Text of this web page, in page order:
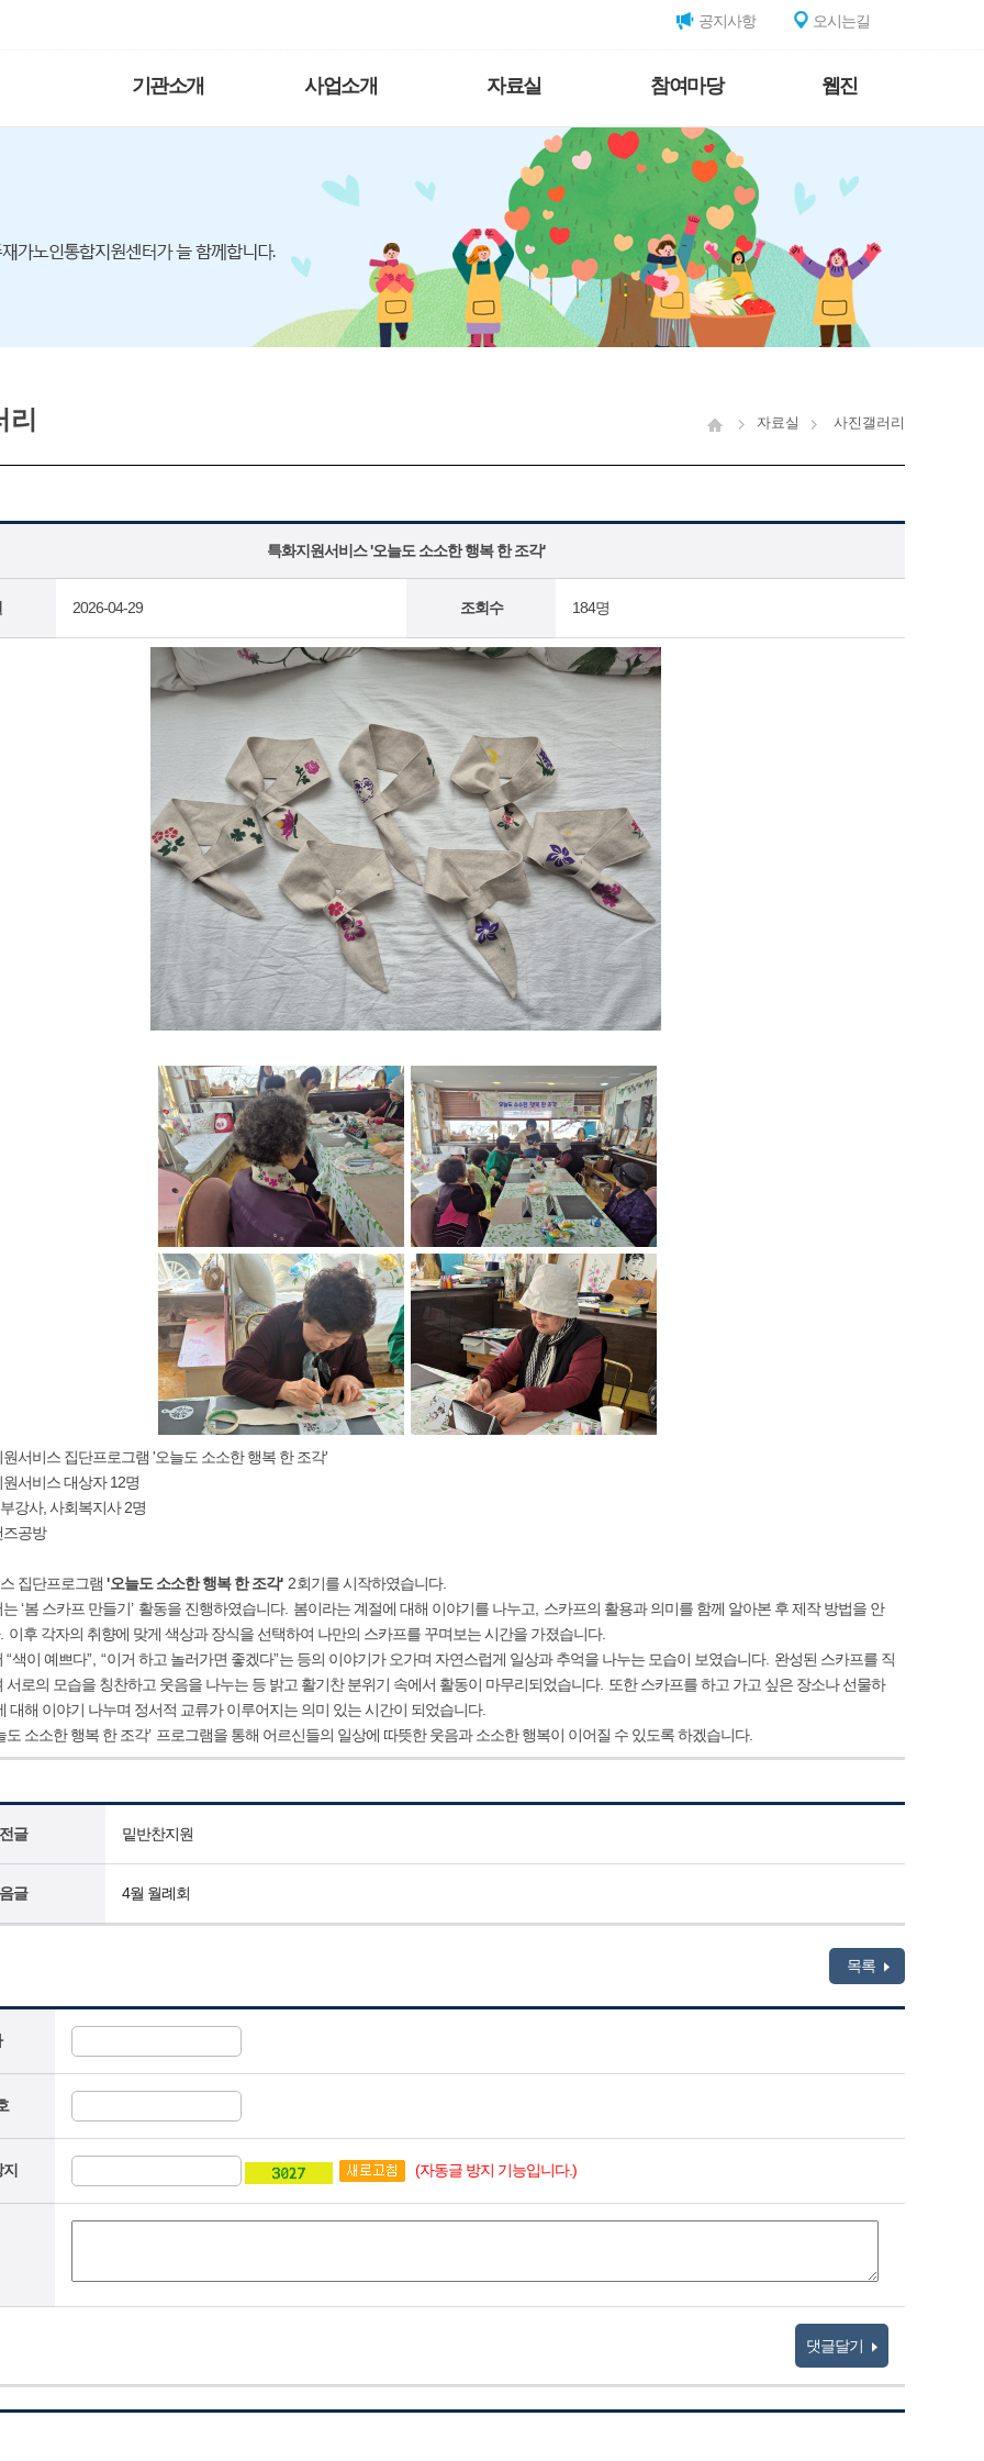
공지사항 오시는길
기관소개 사업소개 자료실 참여마당 웹진
자료실 사진갤러리
특화지원서비스 '오늘도 소소한 행복 한 조각'
2026-04-29 조회수 184명
서비스 집단프로그램 '오늘도 소소한 행복 한 조각'
서비스 대상자 12명
강사, 사회복지사 2명
즈공방
집단프로그램 '오늘도 소소한 행복 한 조각' 2회기를 시작하였습니다.
는 ‘봄 스카프 만들기’ 활동을 진행하였습니다. 봄이라는 계절에 대해 이야기를 나누고
스카프의 활용과 의미를 함께 알아본 후 제작 방법을 안
. 이후 각자의 취향에 맞게 색상과 장식을 선택하여 나만의 스카프를 꾸며보는 시간을 가졌습니다.
“색이 예쁘다”, “이거 하고 놀러가면 좋겠다”는 등의 이야기가 오가며 자연스럽게 일상과 추억을 나누는 모습이 보였습니다. 완성된 스카프를 직
서로의 모습을 칭찬하고 웃음을 나누는 등 밝고 활기찬 분위기 속에서 활동이 마무리되었습니다. 또한 스카프를 하고 가고 싶은 장소나 선물하
대해 이야기 나누며 정서적 교류가 이루어지는 의미 있는 시간이 되었습니다.
도 소소한 행복 한 조각’ 프로그램을 통해 어르신들의 일상에 따뜻한 웃음과 소소한 행복이 이어질 수 있도록 하겠습니다.
글 밑반찬지원
글 4월 월례회
목록
(자동글 방지 기능입니다.)
댓글달기